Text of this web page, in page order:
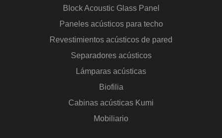
Block Acoustic Glass Panel
Paneles acústicos para techo
Revestimientos acústicos de pared
Separadores acústicos
Lámparas acústicas
Biofilia
Cabinas acústicas Kumi
Mobiliario